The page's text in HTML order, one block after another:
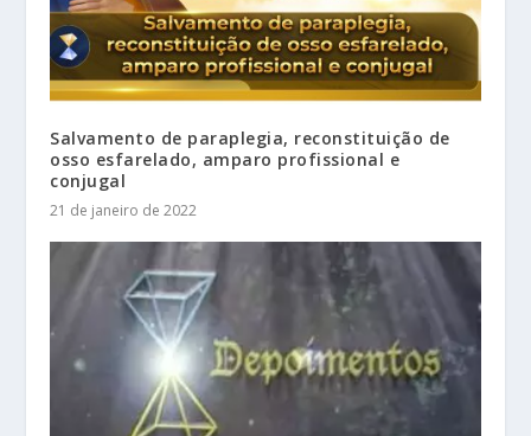
Salvamento de paraplegia, reconstituição de
osso esfarelado, amparo profissional e
conjugal
21 de janeiro de 2022